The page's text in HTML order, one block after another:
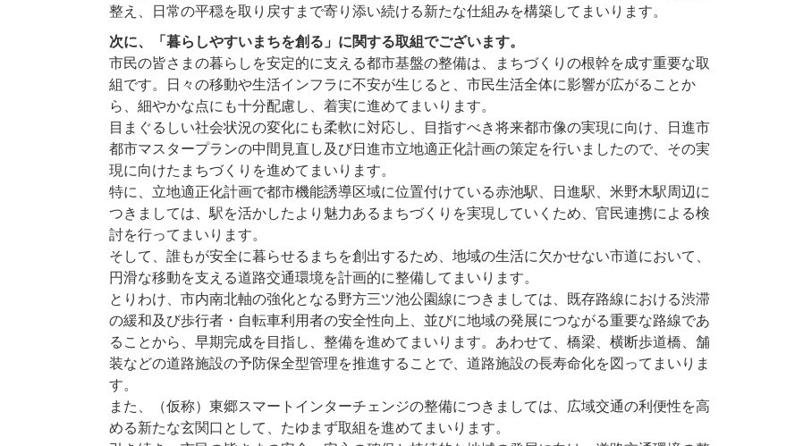
整え、日常の平穏を取り戻すまで寄り添い続ける新たな仕組みを構築してまいります。
次に、「暮らしやすいまちを創る」に関する取組でございます。
市民の皆さまの暮らしを安定的に支える都市基盤の整備は、まちづくりの根幹を成す重要な取
組です。日々の移動や生活インフラに不安が生じると、市民生活全体に影響が広がることか
ら、細やかな点にも十分配慮し、着実に進めてまいります。
目まぐるしい社会状況の変化にも柔軟に対応し、目指すべき将来都市像の実現に向け、日進市
都市マスタープランの中間見直し及び日進市立地適正化計画の策定を行いましたので、その実
現に向けたまちづくりを進めてまいります。
特に、立地適正化計画で都市機能誘導区域に位置付けている赤池駅、日進駅、米野木駅周辺に
つきましては、駅を活かしたより魅力あるまちづくりを実現していくため、官民連携による検
討を行ってまいります。
そして、誰もが安全に暮らせるまちを創出するため、地域の生活に欠かせない市道において、
円滑な移動を支える道路交通環境を計画的に整備してまいります。
とりわけ、市内南北軸の強化となる野方三ツ池公園線につきましては、既存路線における渋滞
の緩和及び歩行者・自転車利用者の安全性向上、並びに地域の発展につながる重要な路線であ
ることから、早期完成を目指し、整備を進めてまいります。あわせて、橋梁、横断歩道橋、舗
装などの道路施設の予防保全型管理を推進することで、道路施設の長寿命化を図ってまいりま
す。
また、（仮称）東郷スマートインターチェンジの整備につきましては、広域交通の利便性を高
める新たな玄関口として、たゆまず取組を進めてまいります。